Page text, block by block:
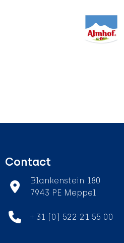
Contact
Blankenstein 180
7943 PE Meppel
+ 31 (0) 522 21 55 00